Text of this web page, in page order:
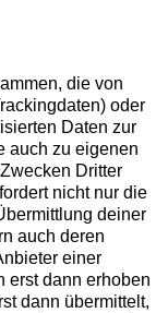
die von
oder
Daten zur
auch zu eigenen
Dritter
nicht nur die
deiner
auch deren
einer
erst dann erhoben
dann übermittelt,